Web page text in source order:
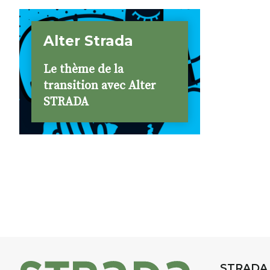
Alter Strada
Le thème de la
transition avec Alter
STRADA